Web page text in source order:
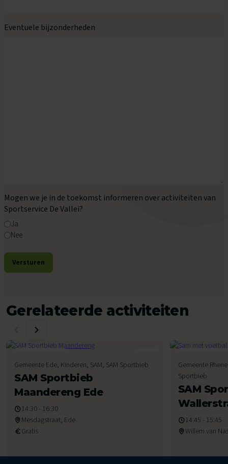
Eventuele bijzonderheden
Mogen we je in de toekomst informeren over activiteiten van
Sportservice De Vallei?
Ja
Nee
Versturen
Gerelateerde activiteiten
11
Augustus 2026
Gemeente Ede, Kinderen, SAM, SAM Sportbieb
SAM Sportbieb
Maandereng Ede
14:30 - 16:30
Mesdagstraat, Ede
Gratis
12
Augustus 2026
Gemeente
Sportbieb
SAM
14:45 - 15:45
Willem van